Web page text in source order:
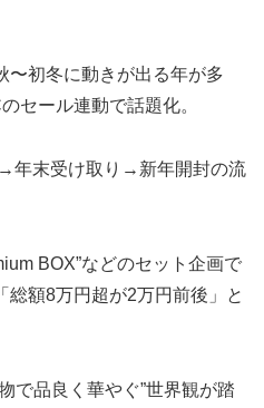
〜初冬に動きが出る年が多
セール連動で話題化。
年末受け取り→新年開封の流
BOX”などのセット企画で
総額8万円超が2万円前後」と
で品良く華やぐ”世界観が踏